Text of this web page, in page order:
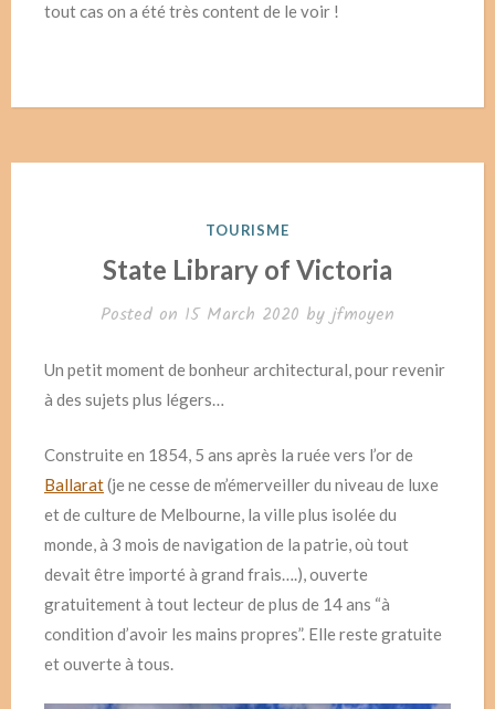
tout cas on a été très content de le voir !
POSTED
TOURISME
State Library of Victoria
Posted on 15 March 2020 by jfmoyen
Un petit moment de bonheur architectural, pour revenir
à des sujets plus légers…
Construite en 1854, 5 ans après la ruée vers l’or de
Ballarat(je ne cesse de m’émerveiller du niveau de luxe
et de culture de Melbourne, la ville plus isolée du
monde, à 3 mois de navigation de la patrie, où tout
devait être importé à grand frais….), ouverte
gratuitement à tout lecteur de plus de 14 ans “à
condition d’avoir les mains propres”. Elle reste gratuite
et ouverte à tous.